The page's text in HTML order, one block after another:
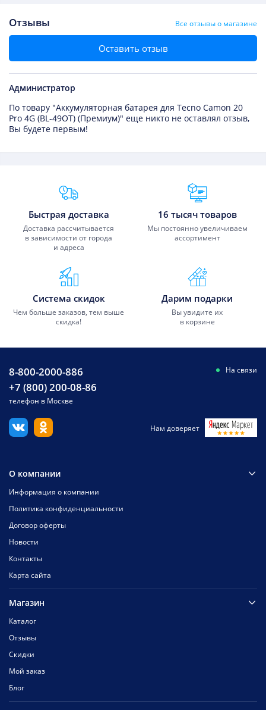
Отзывы Все отзывы о магазине
Оставить отзыв
Администратор
По товару "Аккумуляторная батарея для Tecno Camon 20
Pro 4G (BL-49OT) (Премиум)" еще никто не оставлял отзыв,
Вы будете первым!
Преимущества Fixmobile
Быстрая доставка
Доставка рассчитывается
в зависимости от города
и адреса
16 тысяч товаров
Мы постоянно увеличиваем
ассортимент
Система скидок
Чем больше заказов, тем выше
скидка!
Дарим подарки
Вы увидите их
в корзине
8-800-2000-886
+7 (800) 200-08-86
телефон в Москве
На связи
Нам доверяет
О компании
Информация о компании
Политика конфиденциальности
Договор оферты
Новости
Контакты
Карта сайта
Магазин
Каталог
Отзывы
Скидки
Мой заказ
Блог